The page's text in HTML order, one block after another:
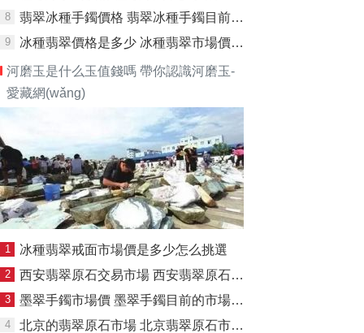
8 翡翠冰種手鐲價格 翡翠冰種手鐲目前價位
9 冰種翡翠價格是多少 冰種翡翠市場價格大概多少
河磨玉是什么玉值錢嗎 帶你認識河磨玉-
愛藏網(wǎng)
1 冰種翡翠戒面市場價是多少怎么挑選
2 西安翡翠原石交易市場 西安翡翠原石交易市場在哪里
3 墨翠手鐲市場價 墨翠手鐲目前的市場價值
4 北京的翡翠原石市場 北京翡翠原石市場都有哪些